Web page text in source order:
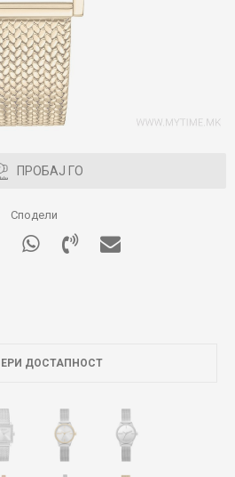
ПРОБАЈ ГО
Сподели
ДОСТАПНОСТ